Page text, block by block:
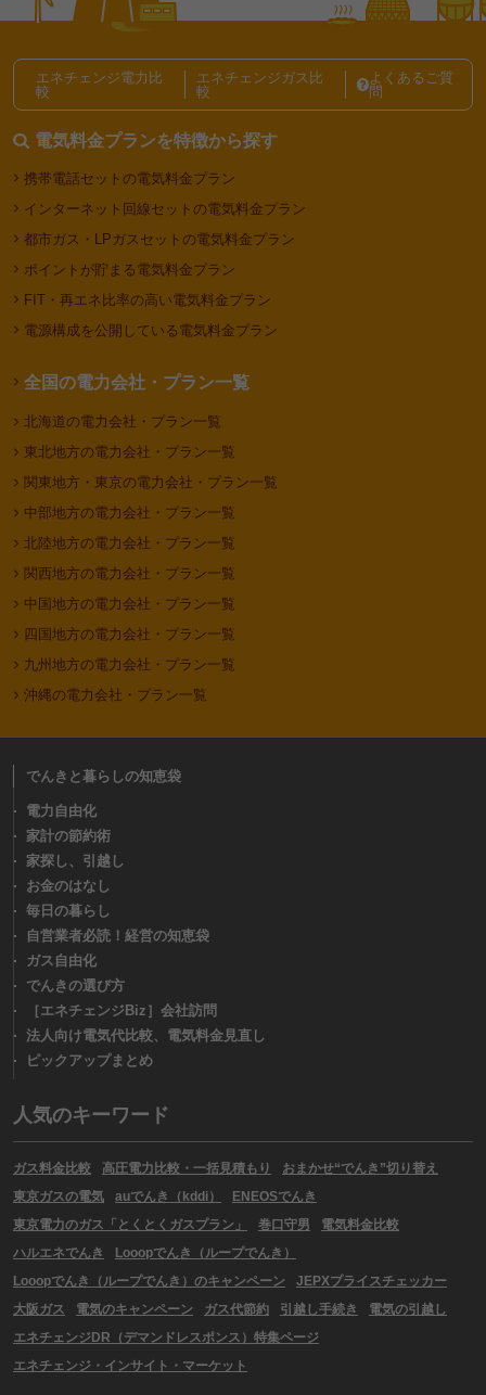
電力会社・電気料金プランの選び方記事一覧
エネチェンジ電力比
較
エネチェンジガス比
較
よくあるご質
問
電気料金プランを特徴から探す
携帯電話セットの電気料金プラン
インターネット回線セットの電気料金プラン
都市ガス・LPガスセットの電気料金プラン
ポイントが貯まる電気料金プラン
FIT・再エネ比率の高い電気料金プラン
電源構成を公開している電気料金プラン
全国の電力会社・プラン一覧
北海道の電力会社・プラン一覧
東北地方の電力会社・プラン一覧
関東地方・東京の電力会社・プラン一覧
中部地方の電力会社・プラン一覧
北陸地方の電力会社・プラン一覧
関西地方の電力会社・プラン一覧
中国地方の電力会社・プラン一覧
四国地方の電力会社・プラン一覧
九州地方の電力会社・プラン一覧
沖縄の電力会社・プラン一覧
でんきと暮らしの知恵袋
電力自由化
家計の節約術
家探し、引越し
お金のはなし
毎日の暮らし
自営業者必読！経営の知恵袋
ガス自由化
でんきの選び方
［エネチェンジBiz］会社訪問
法人向け電気代比較、電気料金見直し
ピックアップまとめ
人気のキーワード
ガス料金比較 高圧電力比較・一括見積もり
おまかせ“でんき”切り替え
東京ガスの電気
auでんき（kddi）
ENEOSでんき
東京電力のガス「とくとくガスプラン」
巻口守男
電気料金比較
ハルエネでんき
Looopでんき（ループでんき）
Looopでんき（ループでんき）のキャンペーン
JEPXプライスチェッカー
大阪ガス
電気のキャンペーン ガス代節約 引越し手続き
電気の引越し
エネチェンジDR（デマンドレスポンス）特集ページ
エネチェンジ・インサイト・マーケット